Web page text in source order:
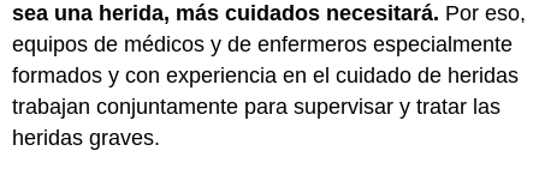
sea una herida, más cuidados necesitará. Por eso,
equipos de médicos y de enfermeros especialmente
formados y con experiencia en el cuidado de heridas
trabajan conjuntamente para supervisar y tratar las
heridas graves.